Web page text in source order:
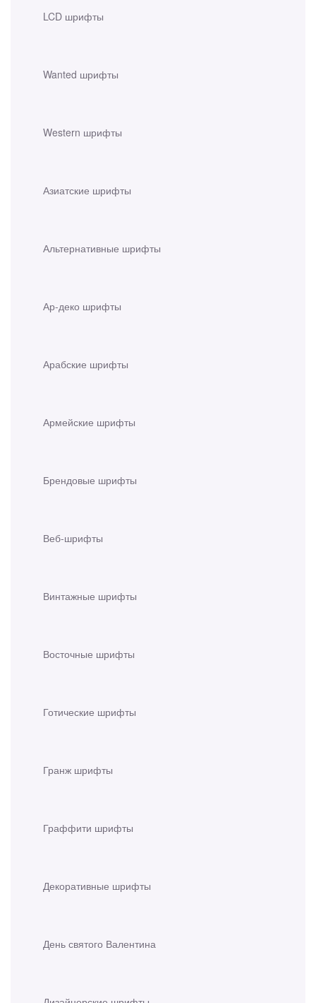
LCD шрифты
Wanted шрифты
Western шрифты
Азиатские шрифты
Альтернативные шрифты
Ар-деко шрифты
Арабские шрифты
Армейские шрифты
Брендовые шрифты
Веб-шрифты
Винтажные шрифты
Восточные шрифты
Готические шрифты
Гранж шрифты
Граффити шрифты
Декоративные шрифты
День святого Валентина